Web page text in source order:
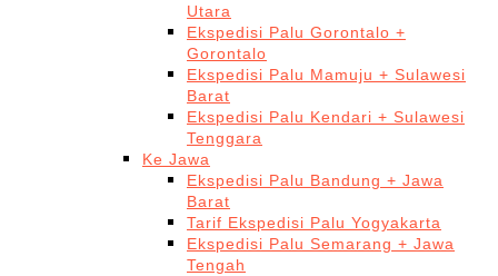
Utara
Ekspedisi Palu Gorontalo +
Gorontalo
Ekspedisi Palu Mamuju + Sulawesi
Barat
Ekspedisi Palu Kendari + Sulawesi
Tenggara
Ke Jawa
Ekspedisi Palu Bandung + Jawa
Barat
Tarif Ekspedisi Palu Yogyakarta
Ekspedisi Palu Semarang + Jawa
Tengah